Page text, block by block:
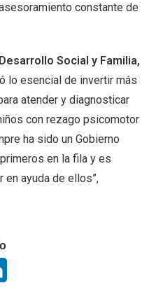
constante de
Social y Familia,
lo esencial de invertir más
atender y diagnosticar
con rezago psicomotor
ha sido un Gobierno
en la fila y es
ayuda de ellos”,